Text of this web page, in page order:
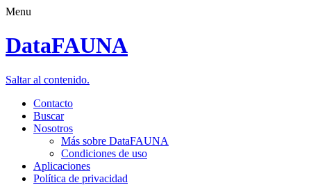
Menu
DataFAUNA
Saltar al contenido.
Contacto
Buscar
Nosotros
Más sobre DataFAUNA
Condiciones de uso
Aplicaciones
Política de privacidad